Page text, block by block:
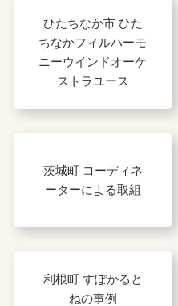
ひたちなか市 ひた
ちなかフィルハーモ
ニーウインドオーケ
ストラユース
茨城町 コーディネ
ーターによる取組
利根町 すぽかると
ねの事例